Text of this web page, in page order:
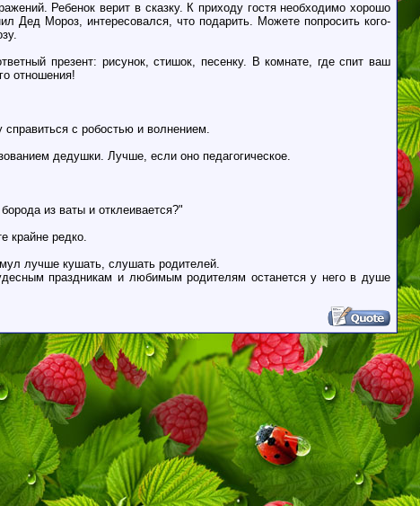
Ребенок верит в сказку. К приходу гостя необходимо хорошо
Дед Мороз, интересовался, что подарить. Можете попросить кого-
презент: рисунок, стишок, песенку. В комнате, где спит ваш
отношения!
с робостью и волнением.
дедушки. Лучше, если оно педагогическое.
из ваты и отклеивается?"
крайне редко.
лучше кушать, слушать родителей.
праздникам и любимым родителям останется у него в душе